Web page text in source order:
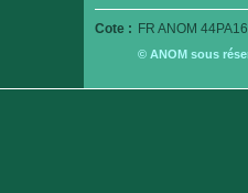
Cote : FR ANOM
© ANOM sous